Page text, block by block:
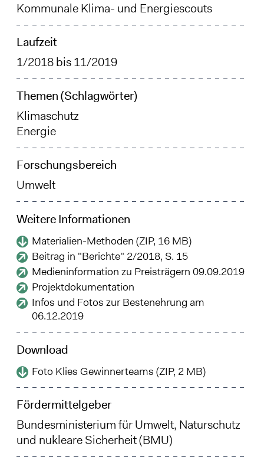
Kommunale Klima- und Energiescouts
Laufzeit
1/2018bis11/2019
Themen (Schlagwörter)
Klimaschutz
Energie
Forschungsbereich
Umwelt
Weitere Informationen
Materialien-Methoden (ZIP, 16 MB)
Beitrag in "Berichte" 2/2018, S. 15
Medieninformation zu Preisträgern 09.09.2019
Projektdokumentation
Infos und Fotos zur Bestenehrung am
06.12.2019
Download
Foto Klies Gewinnerteams (ZIP, 2 MB)
Fördermittelgeber
Bundesministerium für Umwelt, Naturschutz
und nukleare Sicherheit (BMU)